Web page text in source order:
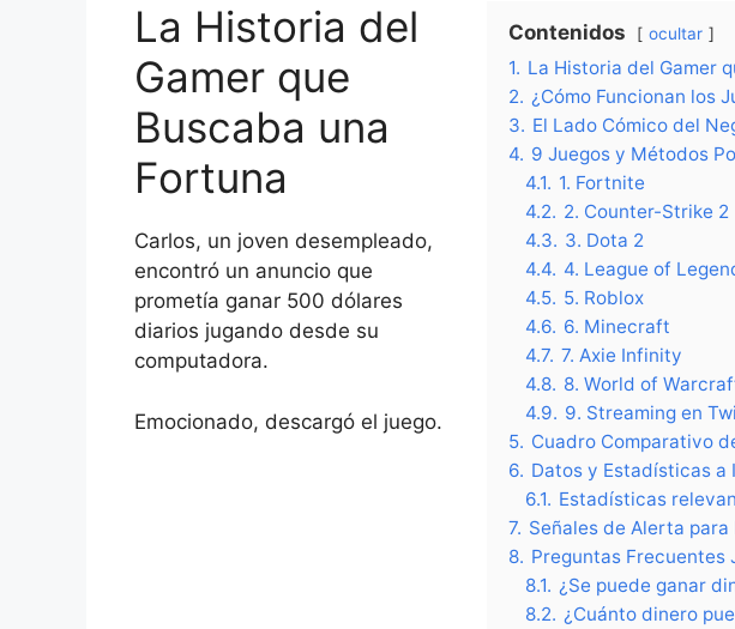
Contenidos ocultar
1. La Historia del Gamer
2. ¿Cómo Funcionan los
3. El Lado Cómico del
4. 9 Juegos y Métodos
4.1. 1. Fortnite
4.2. 2. Counter-Strike 2
4.3. 3. Dota 2
4.4. 4. League of
4.5. 5. Roblox
4.6. 6. Minecraft
4.7. 7. Axie Infinity
4.8. 8. World of
4.9. 9. Streaming en
5. Cuadro Comparativo
6. Datos y Estadísticas a
6.1. Estadísticas
7. Señales de Alerta
8. Preguntas Frecuentes
8.1. ¿Se puede ganar
8.2. ¿Cuánto dinero
La Historia del
Gamer que
Buscaba una
Fortuna
Carlos, un joven desempleado,
encontró un anuncio que
prometía ganar 500 dólares
diarios jugando desde su
computadora.
Emocionado, descargó el juego.